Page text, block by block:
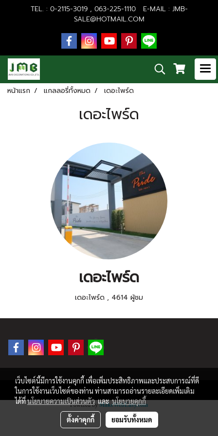
TEL. : 0-2115-3019 , 063-225-1110 E-MAIL : JMB-
SALE@HOTMAIL.COM
หน้าแรก แกลลอรี่ทั้งหมด เดอะไพร์ด
เดอะไพร์ด
เดอะไพร์ด
เดอะไพร์ด , 4614 ผู้ชม
© COPYRIGHT 2019 ALL RIGHT RESERVED.
Powered byMakeWebEasy.com
เว็บไซต์นี้มีการใช้งานคุกกี้ เพื่อเพิ่มประสิทธิภาพและประสบการณ์ที่ดี
ในการใช้งานเว็บไซต์ของท่าน ท่านสามารถอ่านรายละเอียดเพิ่มเติม
ได้ที่นโยบายความเป็นส่วนตัวและนโยบายคุกกี้
ตั้งค่าคุกกี้ ยอมรับทั้งหมด